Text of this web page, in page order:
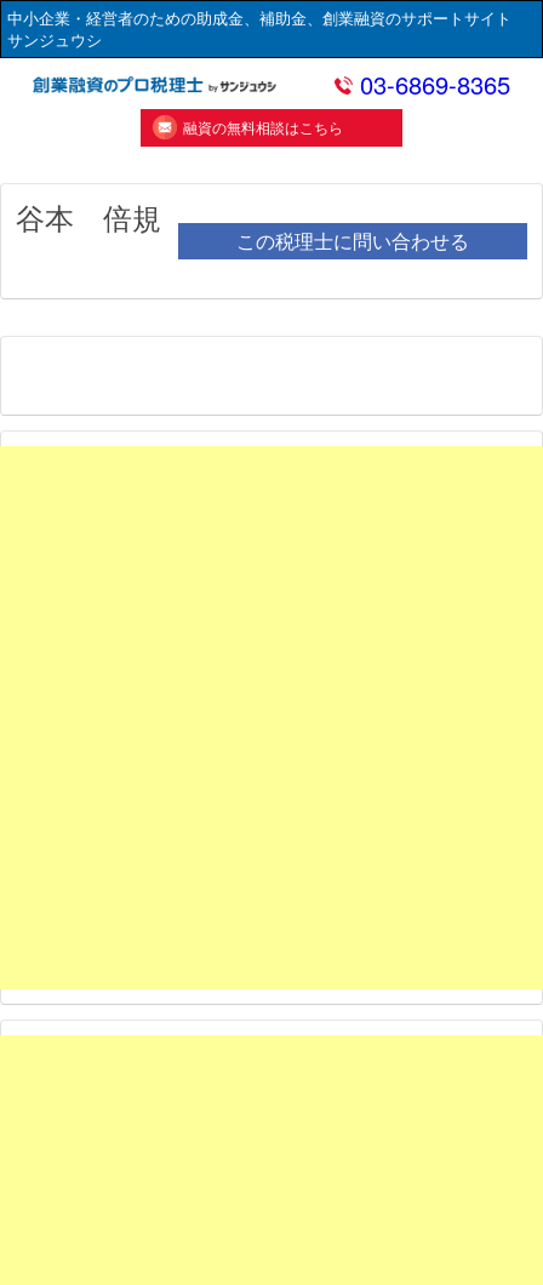
中小企業・経営者のための助成金、補助金、創業融資のサポートサイト
サンジュウシ
03-6869-8365
融資の無料相談はこちら
谷本 倍規
この税理士に問い合わせる